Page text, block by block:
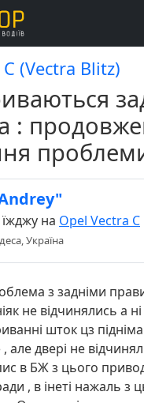
(Vectra Blitz)
:
на Opel Vectra C
Україна
з задніми
не відчинялись а
шток цз
але двері не
в БЖ з цього
, в інеті нажаль з